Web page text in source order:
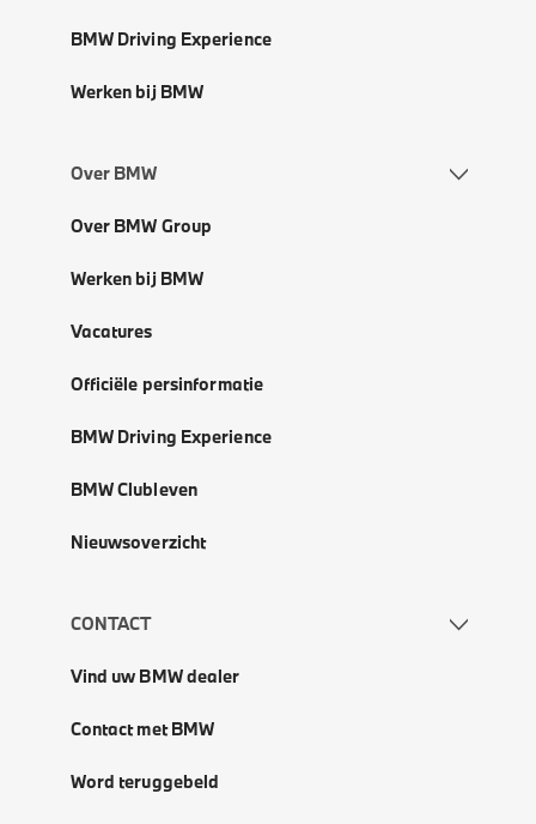
BMW Driving Experience
Werken bij BMW
Over BMW
Over BMW Group
Werken bij BMW
Vacatures
Officiële persinformatie
BMW Driving Experience
BMW Clubleven
Nieuwsoverzicht
CONTACT
Vind uw BMW dealer
Contact met BMW
Word teruggebeld